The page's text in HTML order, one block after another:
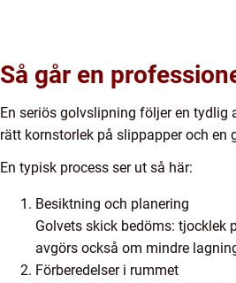
Så går en
En seriös golvslipning följer en tydlig
rätt kornstorlek på slippapper och en
En typisk process ser ut så här:
Besiktning och planering
Golvets skick bedöms: tjocklek
avgörs också om mindre
Förberedelser i rummet